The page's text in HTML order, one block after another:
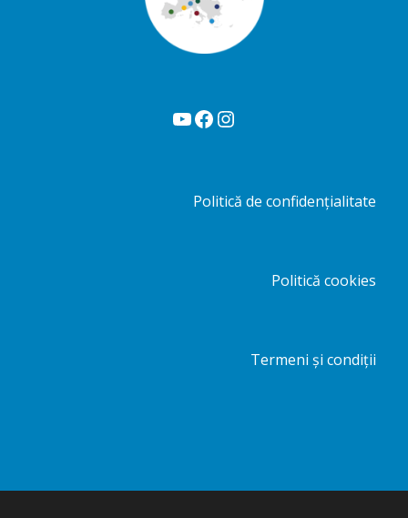
YouTube Facebook Instagram
Politică de confidențialitate
Politică cookies
Termeni și condiții